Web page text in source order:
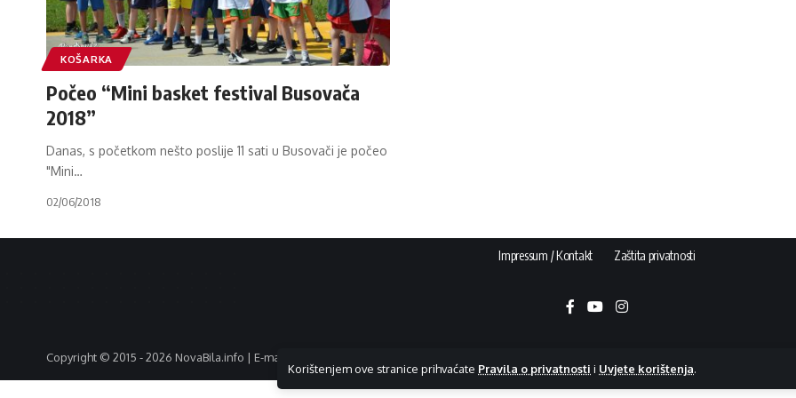
Korištenjem ove stranice prihvaćate Pravila o privatnosti i Uvjete korištenja.
KOŠARKA
Počeo “Mini basket festival Busovača
2018”
Danas, s početkom nešto poslije 11 sati u Busovači je počeo
"Mini…
02/06/2018
Impressum / Kontakt Zaštita privatnosti
Copyright © 2015 - 2026 NovaBila.info | E-mail: